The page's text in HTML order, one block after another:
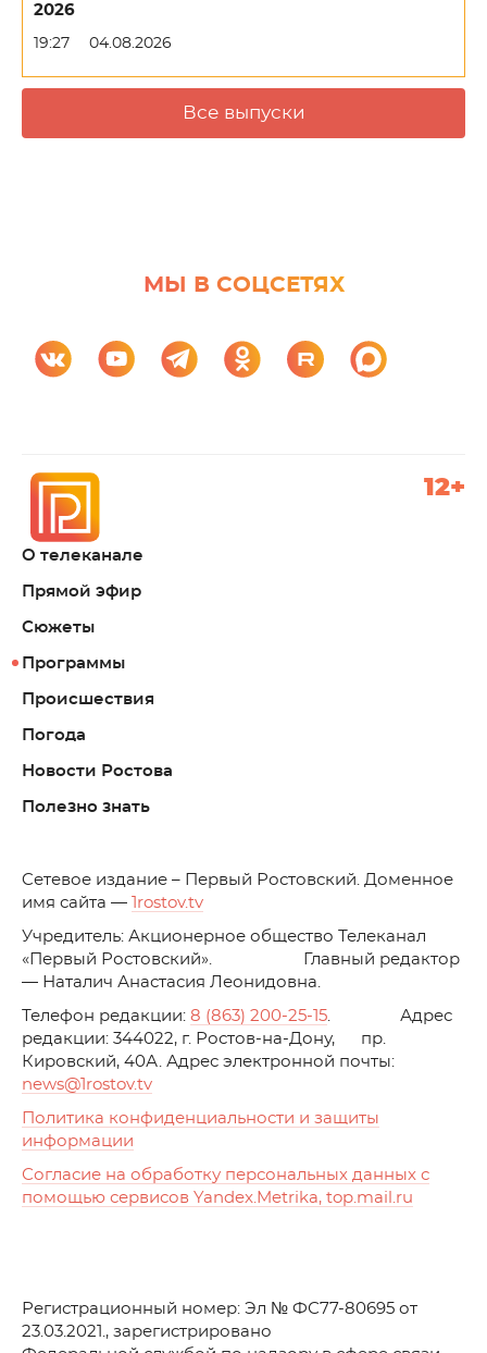
2026
19:27 04.08.2026
Все выпуски
МЫ В СОЦСЕТЯХ
О телеканале
Прямой эфир
Сюжеты
Программы
Происшествия
Погода
Новости Ростова
Полезно знать
12+
Cетевое издание – Первый Ростовский. Доменное
имя сайта — 1rostov.tv
Учредитель: Акционерное общество Телеканал
«Первый Ростовский». Главный редактор
— Наталич Анастасия Леонидовна.
Телефон редакции: 8 (863) 200-25-15 . Адрес
редакции: 344022, г. Ростов-на-Дону, пр.
Кировский, 40А. Адрес электронной почты:
news@1rostov.tv
Политика конфиденциальности и защиты
информации
Согласие на обработку персональных данных с
помощью сервисов Yandex.Metrika, top.mail.ru
Регистрационный номер: Эл № ФС77-80695 от
23.03.2021., зарегистрировано